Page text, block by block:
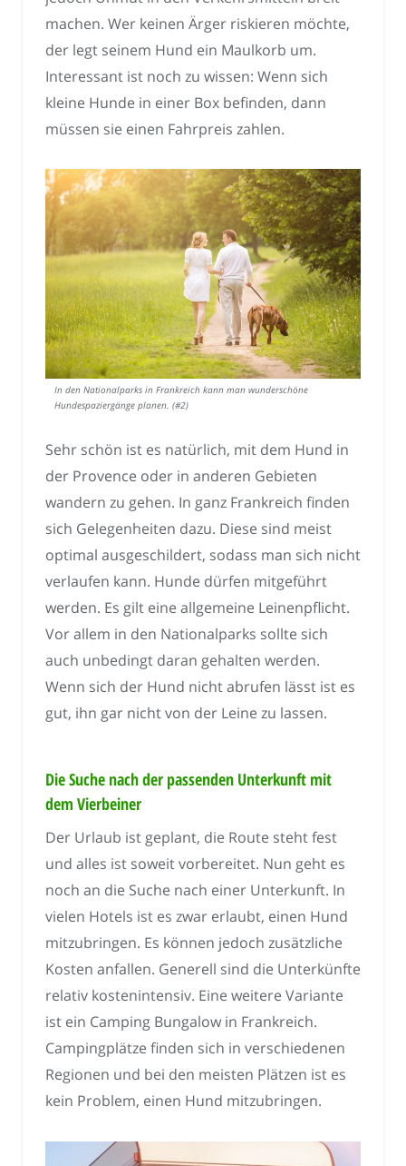
machen. Wer keinen Ärger riskieren möchte,
der legt seinem Hund ein Maulkorb um.
Interessant ist noch zu wissen: Wenn sich
kleine Hunde in einer Box befinden, dann
müssen sie einen Fahrpreis zahlen.
In den Nationalparks in Frankreich kann man wunderschöne
Hundespaziergänge planen. (#2)
Sehr schön ist es natürlich, mit dem Hund in
der Provence oder in anderen Gebieten
wandern zu gehen. In ganz Frankreich finden
sich Gelegenheiten dazu. Diese sind meist
optimal ausgeschildert, sodass man sich nicht
verlaufen kann. Hunde dürfen mitgeführt
werden. Es gilt eine allgemeine Leinenpflicht.
Vor allem in den Nationalparks sollte sich
auch unbedingt daran gehalten werden.
Wenn sich der Hund nicht abrufen lässt ist es
gut, ihn gar nicht von der Leine zu lassen.
Die Suche nach der passenden Unterkunft mit
dem Vierbeiner
Der Urlaub ist geplant, die Route steht fest
und alles ist soweit vorbereitet. Nun geht es
noch an die Suche nach einer Unterkunft. In
vielen Hotels ist es zwar erlaubt, einen Hund
mitzubringen. Es können jedoch zusätzliche
Kosten anfallen. Generell sind die Unterkünfte
relativ kostenintensiv. Eine weitere Variante
ist ein Camping Bungalow in Frankreich.
Campingplätze finden sich in verschiedenen
Regionen und bei den meisten Plätzen ist es
kein Problem, einen Hund mitzubringen.